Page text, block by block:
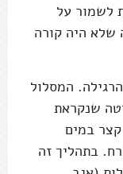
לשמור על
שלא היה קורה
המסלול
שנקראת
במים
בתהליך זה